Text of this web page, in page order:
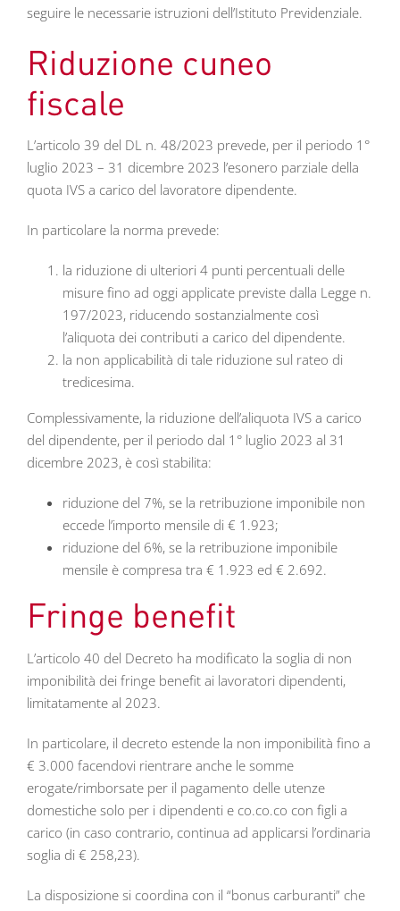
seguire le necessarie istruzioni dell’Istituto Previdenziale.
Riduzione cuneo
fiscale
L’articolo 39 del DL n. 48/2023 prevede, per il periodo 1°
luglio 2023 – 31 dicembre 2023 l’esonero parziale della
quota IVS a carico del lavoratore dipendente.
In particolare la norma prevede:
la riduzione di ulteriori 4 punti percentuali delle
misure fino ad oggi applicate previste dalla Legge n.
197/2023, riducendo sostanzialmente così
l’aliquota dei contributi a carico del dipendente.
la non applicabilità di tale riduzione sul rateo di
tredicesima.
Complessivamente, la riduzione dell’aliquota IVS a carico
del dipendente, per il periodo dal 1° luglio 2023 al 31
dicembre 2023, è così stabilita:
riduzione del 7%, se la retribuzione imponibile non
eccede l’importo mensile di € 1.923;
riduzione del 6%, se la retribuzione imponibile
mensile è compresa tra € 1.923 ed € 2.692.
Fringe benefit
L’articolo 40 del Decreto ha modificato la soglia di non
imponibilità dei fringe benefit ai lavoratori dipendenti,
limitatamente al 2023.
In particolare, il decreto estende la non imponibilità fino a
€ 3.000 facendovi rientrare anche le somme
erogate/rimborsate per il pagamento delle utenze
domestiche solo per i dipendenti e co.co.co con figli a
carico (in caso contrario, continua ad applicarsi l’ordinaria
soglia di € 258,23).
La disposizione si coordina con il “bonus carburanti” che